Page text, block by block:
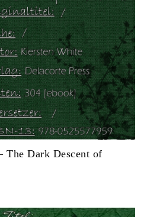
The Dark Descent of